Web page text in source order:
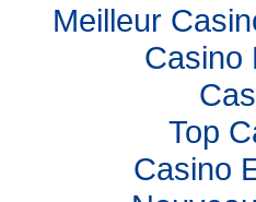
Meilleur
Casino
Top
Casino